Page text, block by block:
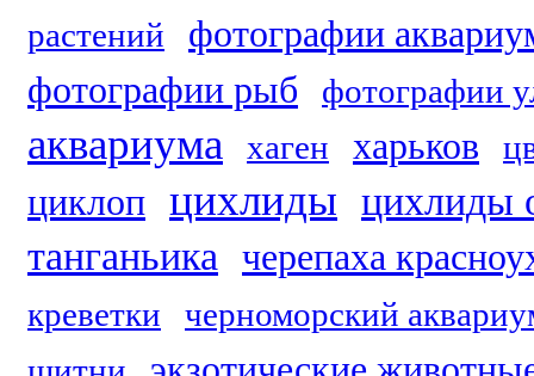
растений
фотографии
фотографии рыб
фотографии
аквариума хаген харьков
циклоп цихлиды цихлиды
танганьика
черепаха
креветки
черноморский